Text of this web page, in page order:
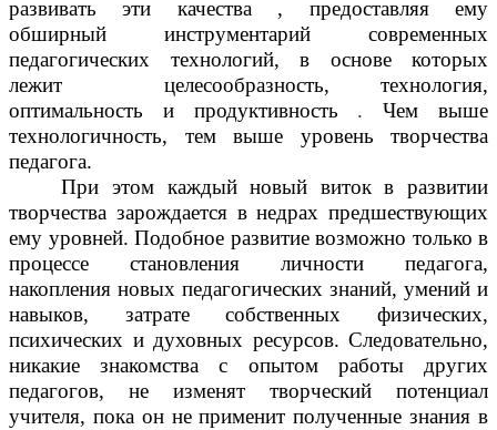
развивать эти качества , предоставляя ему
обширный инструментарий современных
педагогических технологий, в основе которых
лежит
целесообразность, технология,
оптимальность и продуктивность . Чем выше
технологичность, тем выше уровень творчества
педагога.
При этом каждый новый виток в развитии
творчества зарождается в недрах предшествующих
ему уровней. Подобное развитие возможно только в
процессе становления личности педагога,
накопления новых педагогических знаний, умений и
навыков, затрате собственных физических,
психических и духовных ресурсов. Следовательно,
никакие знакомства с опытом работы других
педагогов, не изменят творческий потенциал
учителя, пока он не применит полученные знания в